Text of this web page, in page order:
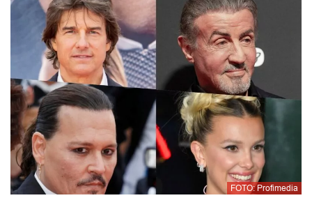
FOTO: Profimedia